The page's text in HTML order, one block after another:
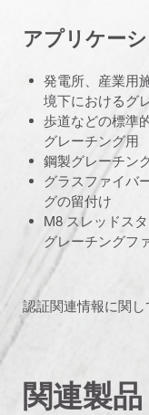
アプリケー
発電所、産業用
境下におけるグ
歩道などの標準
グレーチング用
鋼製グレーチン
グラスファイバ
グの留付け
M8 スレッドス
グレーチングフ
認証関連情報に関し
関連製品